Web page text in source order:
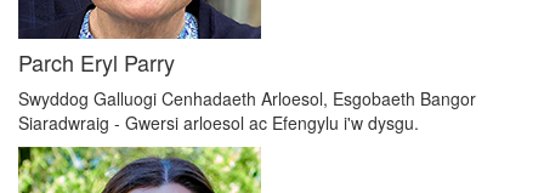
Parch Eryl Parry
Swyddog Galluogi Cenhadaeth Arloesol, Esgobaeth Bangor
Siaradwraig - Gwersi arloesol ac Efengylu i'w dysgu.